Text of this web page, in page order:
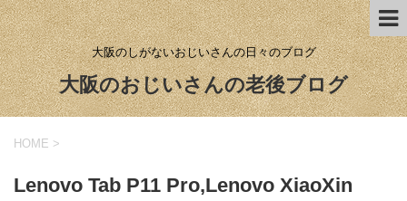
大阪のしがないおじいさんの日々のブログ
大阪のおじいさんの老後ブログ
HOME >
Lenovo Tab P11 Pro,Lenovo XiaoXin